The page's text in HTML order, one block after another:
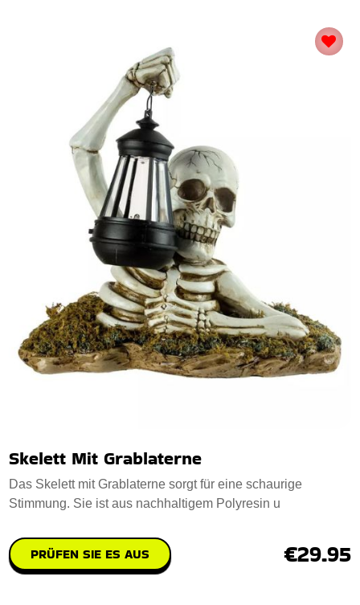
Skelett Mit Grablaterne
Das Skelett mit Grablaterne sorgt für eine schaurige
Stimmung. Sie ist aus nachhaltigem Polyresin u
PRÜFEN SIE ES AUS €29.95